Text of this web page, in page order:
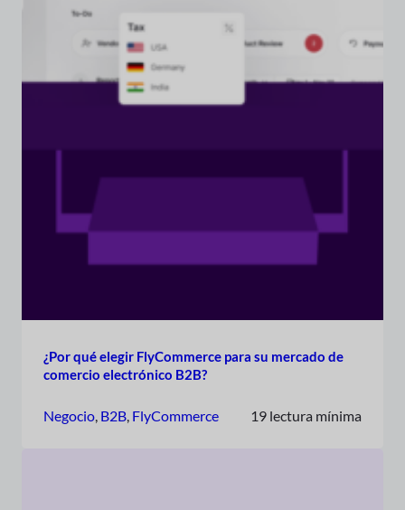
¿Por qué elegir FlyCommerce para su mercado de
comercio electrónico B2B?
Negocio B2B FlyCommerce 19 lectura mínima